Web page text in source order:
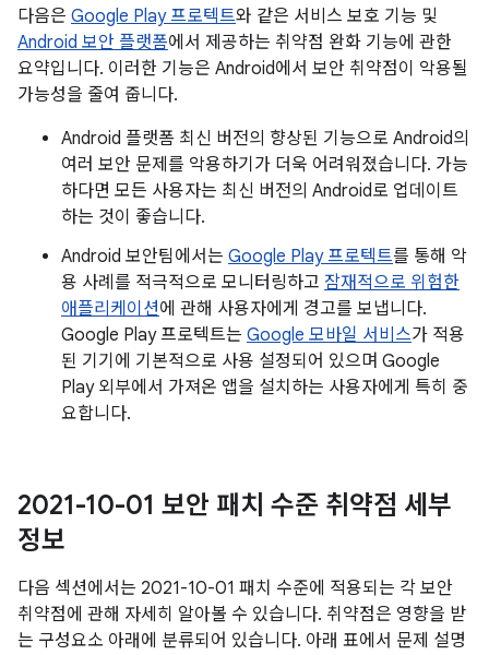
다음은 Google Play 프로텍트와 같은 서비스 보호 기능 및
Android 보안 플랫폼에서 제공하는 취약점 완화 기능에 관한
요약입니다. 이러한 기능은 Android에서 보안 취약점이 악용될
가능성을 줄여 줍니다.
Android 플랫폼 최신 버전의 향상된 기능으로 Android의
여러 보안 문제를 악용하기가 더욱 어려워졌습니다. 가능
하다면 모든 사용자는 최신 버전의 Android로 업데이트
하는 것이 좋습니다.
Android 보안팀에서는 Google Play 프로텍트를 통해 악
용 사례를 적극적으로 모니터링하고 잠재적으로 위험한
애플리케이션에 관해 사용자에게 경고를 보냅니다.
Google Play 프로텍트는 Google 모바일 서비스가 적용
된 기기에 기본적으로 사용 설정되어 있으며 Google
Play 외부에서 가져온 앱을 설치하는 사용자에게 특히 중
요합니다.
2021-10-01 보안 패치 수준 취약점 세부
정보
다음 섹션에서는 2021-10-01 패치 수준에 적용되는 각 보안
취약점에 관해 자세히 알아볼 수 있습니다. 취약점은 영향을 받
는 구성요소 아래에 분류되어 있습니다. 아래 표에서 문제 설명